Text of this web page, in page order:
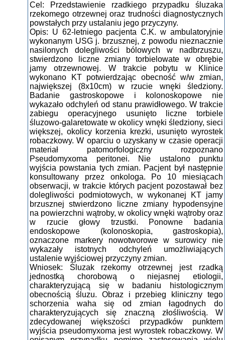
Cel: Przedstawienie rzadkiego przypadku śluzaka
rzekomego otrzewnej oraz trudności diagnostycznych
powstałych przy ustalaniu jego przyczyny.
Opis: U 62-letniego pacjenta C.K. w ambulatoryjnie
wykonanym USG j. brzusznej, z powodu nieznacznie
nasilonych dolegliwości bólowych w nadbrzuszu,
stwierdzono liczne zmiany torbielowate w obrębie
jamy otrzewnowej. W trakcie pobytu w Klinice
wykonano KT potwierdzając obecność w/w zmian,
największej (8x10cm) w rzucie wnęki śledziony.
Badanie gastroskopowe i kolonoskopowe nie
wykazało odchyleń od stanu prawidłowego. W trakcie
zabiegu operacyjnego usunięto liczne torbiele
śluzowo-galaretowate w okolicy wnęki śledziony, sieci
większej, okolicy korzenia krezki, usunięto wyrostek
robaczkowy. W oparciu o uzyskany w czasie operacji
materiał patomorfologiczny rozpoznano
Pseudomyxoma peritonei. Nie ustalono punktu
wyjścia powstania tych zmian. Pacjent był następnie
konsultowany przez onkologa. Po 10 miesiącach
obserwacji, w trakcie których pacjent pozostawał bez
dolegliwości podmiotowych, w wykonanej KT jamy
brzusznej stwierdzono liczne zmiany hypodensyjne
na powierzchni wątroby, w okolicy wnęki wątroby oraz
w rzucie głowy trzustki. Ponowne badania
endoskopowe (kolonoskopia, gastroskopia),
oznaczone markery nowotworowe w surowicy nie
wykazały istotnych odchyleń umożliwiających
ustalenie wyjściowej przyczyny zmian.
Wniosek: Śluzak rzekomy otrzewnej jest rzadką
jednostką chorobową o niejasnej etiologii,
charakteryzującą się w badaniu histologicznym
obecnością śluzu. Obraz i przebieg kliniczny tego
schorzenia waha się od zmian łagodnych do
charakteryzujących się znaczną złośliwością. W
zdecydowanej większości przypadków punktem
wyjścia pseudomyxoma jest wyrostek robaczkowy. W